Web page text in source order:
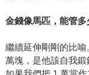
金錢像馬匹，能管
繼續延伸剛剛的比
萬塊，是他該自我鍛